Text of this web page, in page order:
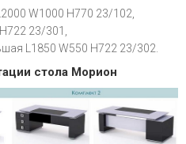
W1000 H770 23/102,
23/301,
L1850 W550 H722 23/302.
стола Морион